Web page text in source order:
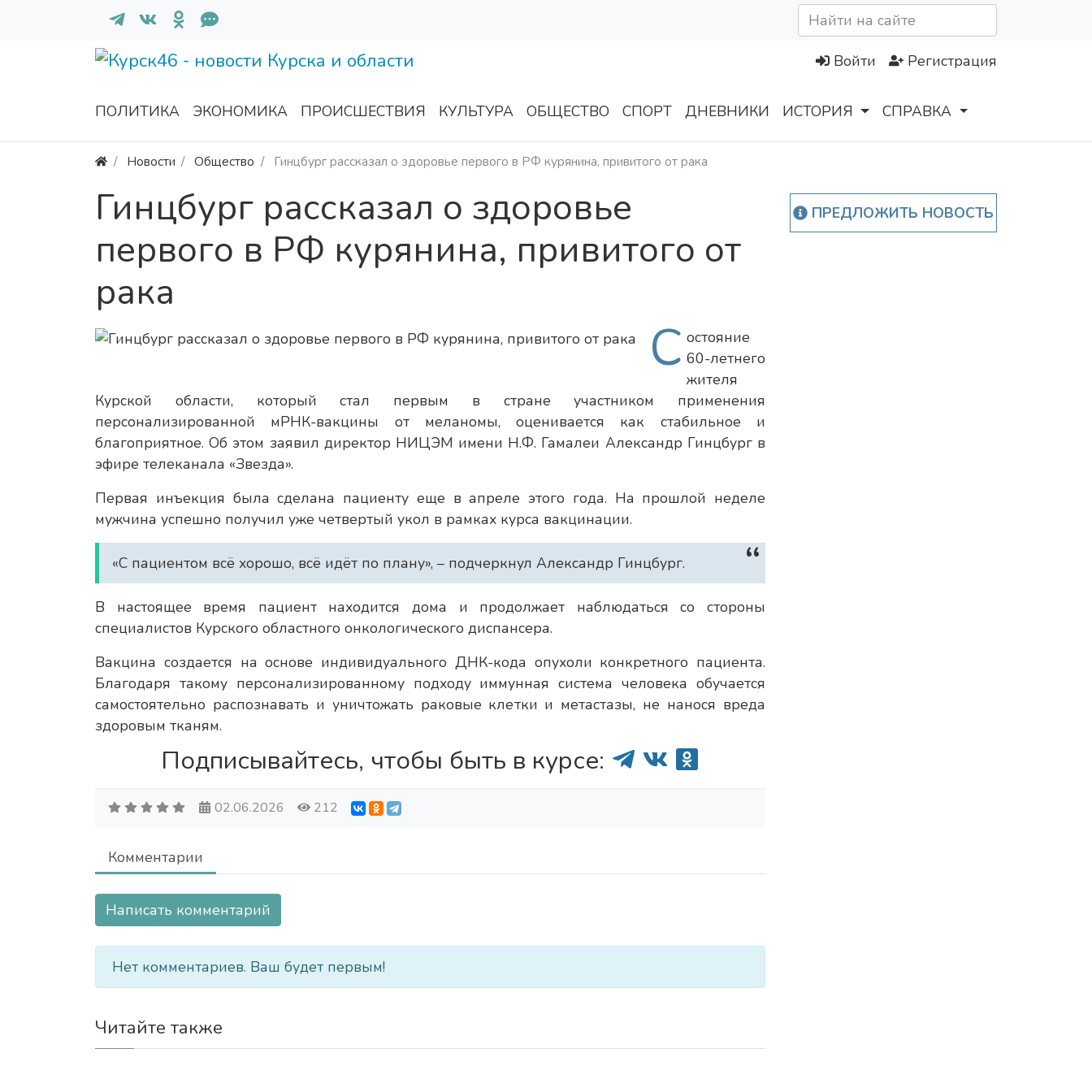
Войти Регистрация
ПОЛИТИКА ЭКОНОМИКА ПРОИСШЕСТВИЯ КУЛЬТУРА ОБЩЕСТВО СПОРТ ДНЕВНИКИ ИСТОРИЯ СПРАВКА
Новости Общество Гинцбург рассказал о здоровье первого в РФ курянина, привитого от рака
Гинцбург рассказал о здоровье
первого в РФ курянина, привитого от
рака
С остояние
60-летнего
жителя
Курской области, который стал первым в стране участником применения
персонализированной мРНК-вакцины от меланомы, оценивается как стабильное и
благоприятное. Об этом заявил директор НИЦЭМ имени Н.Ф. Гамалеи Александр Гинцбург в
эфире телеканала «Звезда».
Первая инъекция была сделана пациенту еще в апреле этого года. На прошлой неделе
мужчина успешно получил уже четвертый укол в рамках курса вакцинации.
«С пациентом всё хорошо, всё идёт по плану», – подчеркнул Александр Гинцбург.
В настоящее время пациент находится дома и продолжает наблюдаться со стороны
специалистов Курского областного онкологического диспансера.
Вакцина создается на основе индивидуального ДНК-кода опухоли конкретного пациента.
Благодаря такому персонализированному подходу иммунная система человека обучается
самостоятельно распознавать и уничтожать раковые клетки и метастазы, не нанося вреда
здоровым тканям.
Подписывайтесь, чтобы быть в курсе:
02.06.2026 212
Комментарии
Написать комментарий
Нет комментариев. Ваш будет первым!
Читайте также
ПРЕДЛОЖИТЬ НОВОСТЬ